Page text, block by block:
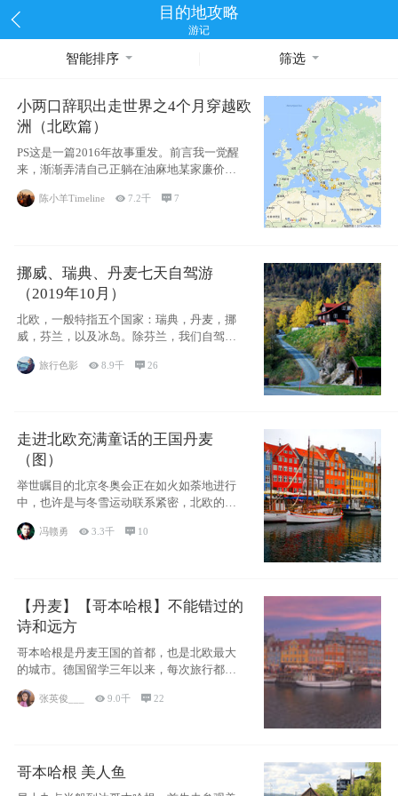
目的地攻略
游记
智能排序 筛选
小两口辞职出走世界之4个月穿越欧
洲（北欧篇）
PS这是一篇2016年故事重发。前言我一觉醒
来，渐渐弄清自己正躺在油麻地某家廉价宾
馆
陈小羊Timeline 7.2千 7
挪威、瑞典、丹麦七天自驾游
（2019年10月）
北欧，一般特指五个国家：瑞典，丹麦，挪
威，芬兰，以及冰岛。除芬兰，我们自驾游
旅行色影 8.9千 26
走进北欧充满童话的王国丹麦
（图）
举世瞩目的北京冬奥会正在如火如荼地进行
中，也许是与冬雪运动联系紧密，北欧的一
些国家因
冯赣勇 3.3千  10
【丹麦】【哥本哈根】不能错过的
诗和远方
哥本哈根是丹麦王国的首都，也是北欧最大
的城市。德国留学三年以来，每次旅行都是
张英俊___ 9.0千 22
哥本哈根 美人鱼